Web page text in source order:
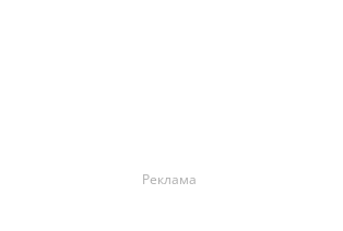
Реклама